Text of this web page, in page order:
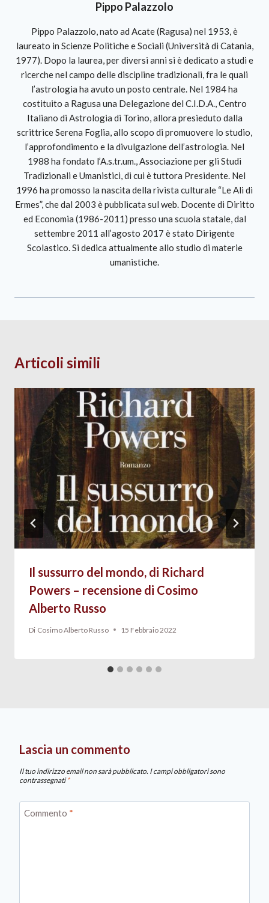
Pippo Palazzolo
Pippo Palazzolo, nato ad Acate (Ragusa) nel 1953, è
laureato in Scienze Politiche e Sociali (Università di Catania,
1977). Dopo la laurea, per diversi anni si è dedicato a studi e
ricerche nel campo delle discipline tradizionali, fra le quali
l’astrologia ha avuto un posto centrale. Nel 1984 ha
costituito a Ragusa una Delegazione del C.I.D.A., Centro
Italiano di Astrologia di Torino, allora presieduto dalla
scrittrice Serena Foglia, allo scopo di promuovere lo studio,
l’approfondimento e la divulgazione dell’astrologia. Nel
1988 ha fondato l’A.s.tr.um., Associazione per gli Studi
Tradizionali e Umanistici, di cui è tuttora Presidente. Nel
1996 ha promosso la nascita della rivista culturale “Le Ali di
Ermes”, che dal 2003 è pubblicata sul web. Docente di Diritto
ed Economia (1986-2011) presso una scuola statale, dal
settembre 2011 all’agosto 2017 è stato Dirigente
Scolastico. Si dedica attualmente allo studio di materie
umanistiche.
Articoli simili
Il sussurro del mondo, di Richard
Powers – recensione di Cosimo
Alberto Russo
Di Cosimo Alberto Russo 15 Febbraio 2022
Lascia un commento
Il tuo indirizzo email non sarà pubblicato. I campi obbligatori sono
contrassegnati*
Commento *